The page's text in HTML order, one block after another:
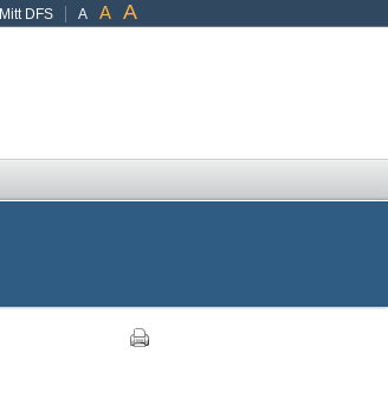
A A A
Mitt DFS